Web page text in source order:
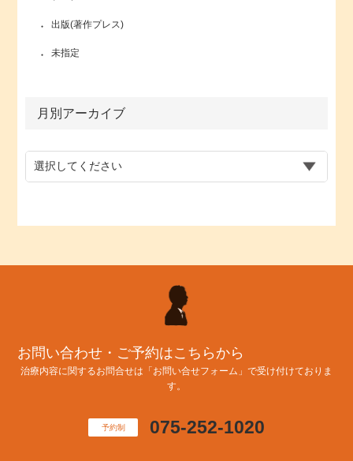
出版(著作プレス)
未指定
月別アーカイブ
お問い合わせ・ご予約はこちらから
治療内容に関するお問合せは「お問い合せフォーム」で受け付けておりま
す。
予約制 075-252-1020